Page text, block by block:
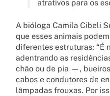
atrativos para os
A bióloga Camila Cibeli
que esses animais
diferentes estruturas: “É
adentrando as
chão ou de pia —,
cabos e condutores de
lâmpadas frouxas. Por